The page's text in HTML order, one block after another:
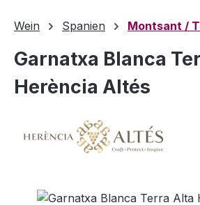
Wein Spanien Montsant /
Garnatxa Blanca
Herència Altés
Bildergalerie überspringen